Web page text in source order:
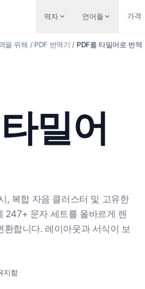
역자
엑셀 파일(.XLSX)
파워포인트 (.PPT)
AI EPUB 번역기
TXT 파일 번역
언어들
프랑스어로
독일어로
중국어로
일본어로
포르투갈어로
이탈리아어로
한국어로
아랍어로
타밀 사람
터키어
가격
을 위해 / PDF 번역기 / PDF를 타밀어로 번역
밀어
, 복합 자음 클러스터 및 고유한
247+ 문자 세트를 올바르게 렌
합니다. 레이아웃과 서식이 보
지함